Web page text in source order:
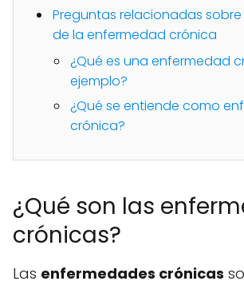
Preguntas relacionadas
de la enfermedad crónica
¿Qué es una enfermedad
ejemplo?
¿Qué se entiende como
crónica?
¿Qué son las
crónicas?
Las enfermedades crónicas